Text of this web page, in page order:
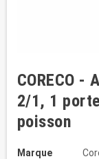
CORECO -
2/1, 1
poisson
Marque